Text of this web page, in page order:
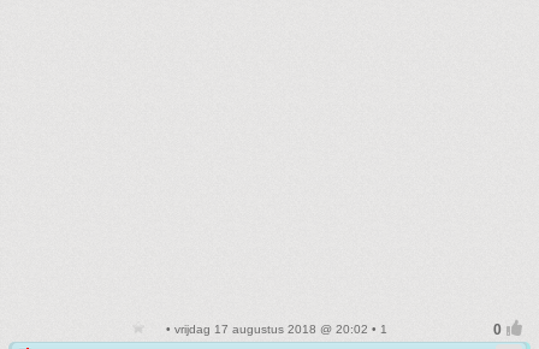
• vrijdag 17 augustus 2018 @ 20:02 • 1